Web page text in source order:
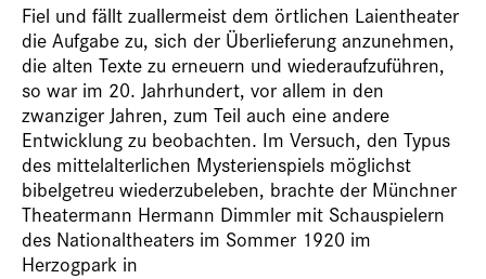
Fiel und fällt zuallermeist dem örtlichen Laientheater
die Aufgabe zu, sich der Überlieferung anzunehmen,
die alten Texte zu erneuern und wiederaufzuführen,
so war im 20. Jahrhundert, vor allem in den
zwanziger Jahren, zum Teil auch eine andere
Entwicklung zu beobachten. Im Versuch, den Typus
des mittelalterlichen Mysterienspiels möglichst
bibelgetreu wiederzubeleben, brachte der Münchner
Theatermann Hermann Dimmler mit Schauspielern
des Nationaltheaters im Sommer 1920 im
Herzogpark in